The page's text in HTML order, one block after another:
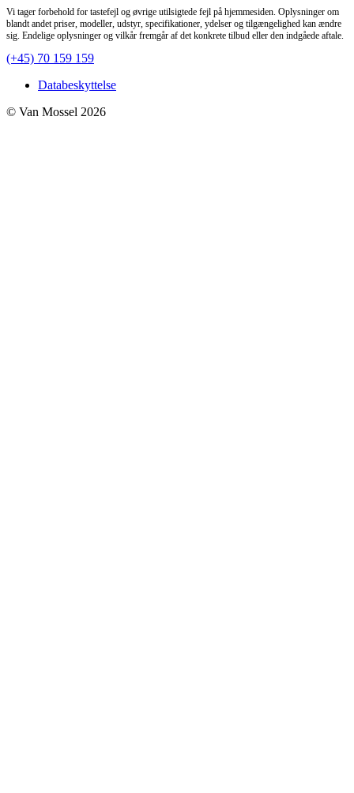
Vi tager forbehold for tastefejl og øvrige utilsigtede fejl på hjemmesiden. Oplysninger om
blandt andet priser, modeller, udstyr, specifikationer, ydelser og tilgængelighed kan ændre
sig. Endelige oplysninger og vilkår fremgår af det konkrete tilbud eller den indgåede aftale.
(+45) 70 159 159
Databeskyttelse
© Van Mossel 2026